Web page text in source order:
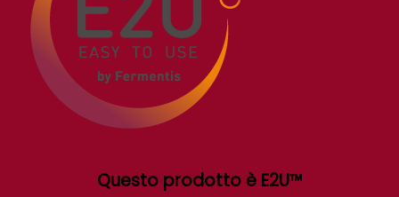
Questo prodotto è E2U™